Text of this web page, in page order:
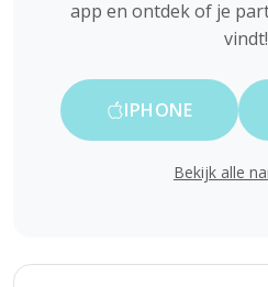
app en ontdek of je
vindt!
IPHONE
Bekijk alle